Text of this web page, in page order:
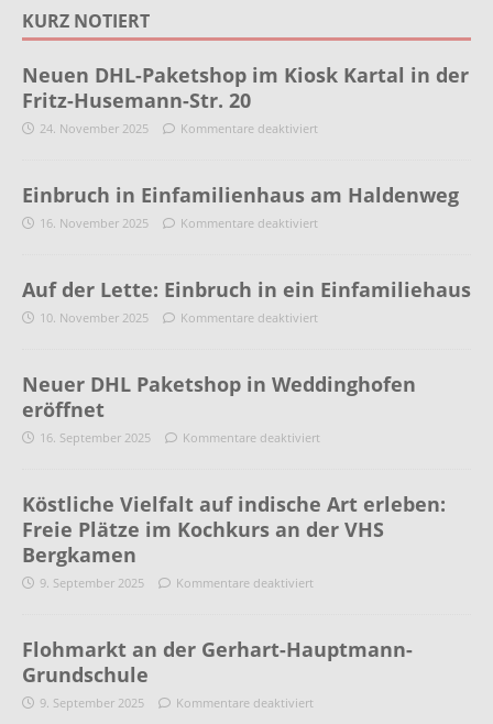
KURZ NOTIERT
Neuen DHL-Paketshop im Kiosk Kartal in der
Fritz-Husemann-Str. 20
24. November 2025 Kommentare deaktiviert
Einbruch in Einfamilienhaus am Haldenweg
16. November 2025 Kommentare deaktiviert
Auf der Lette: Einbruch in ein Einfamiliehaus
10. November 2025 Kommentare deaktiviert
Neuer DHL Paketshop in Weddinghofen
eröffnet
16. September 2025 Kommentare deaktiviert
Köstliche Vielfalt auf indische Art erleben:
Freie Plätze im Kochkurs an der VHS
Bergkamen
9. September 2025 Kommentare deaktiviert
Flohmarkt an der Gerhart-Hauptmann-
Grundschule
9. September 2025 Kommentare deaktiviert